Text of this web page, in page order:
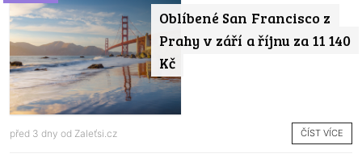
Oblíbené San Francisco z
Prahy v září a říjnu za 11 140
Kč
před 3 dny od Zaleťsi.cz ČÍST VÍCE